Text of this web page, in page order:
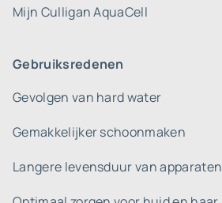
Mijn Culligan AquaCell
Gebruiksredenen
Gevolgen van hard water
Gemakkelijker schoonmaken
Langere levensduur van apparaten